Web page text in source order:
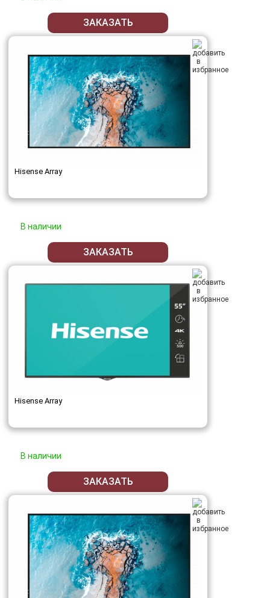
ЗАКАЗАТЬ
Hisense Array
В наличии
ЗАКАЗАТЬ
Hisense Array
В наличии
ЗАКАЗАТЬ